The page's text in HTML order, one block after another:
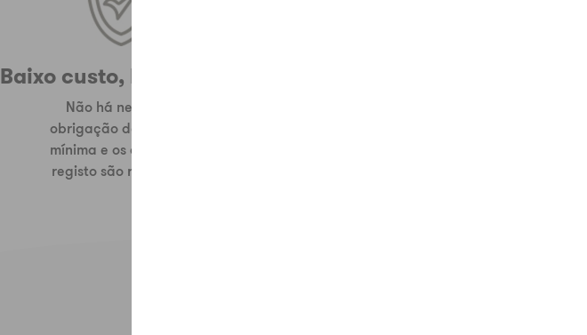
Baixo custo, baixo risco
Não há nenhuma
obrigação de compra
mínima e os custos de
registo são reduzidos